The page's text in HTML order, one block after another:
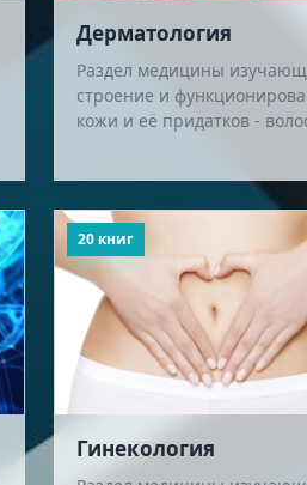
Дерматология
Раздел медицины
строение и
кожи и её придатков -
20 книг
Гинекология